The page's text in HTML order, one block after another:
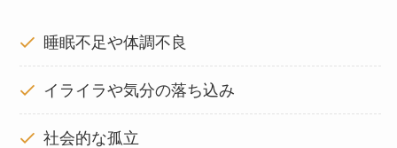
睡眠不足や体調不良
イライラや気分の落ち込み
社会的な孤立